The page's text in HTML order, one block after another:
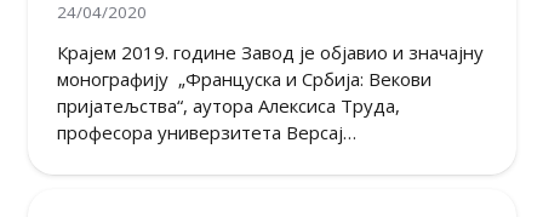
24/04/2020
Крајем 2019. године Завод је објавио и значајну
монографију „Француска и Србија: Векови
пријатељства“, аутора Алексиса Труда,
професора универзитета Версај…